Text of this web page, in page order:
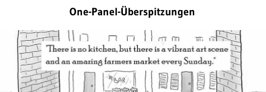
One-Panel-Überspitzungen